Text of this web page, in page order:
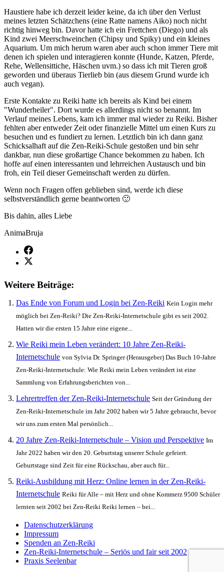
Haustiere habe ich derzeit leider keine, da ich über den Verlust
meines letzten Schätzchens (eine Ratte namens Aiko) noch nicht
richtig hinweg bin. Davor hatte ich ein Frettchen (Diego) und als
Kind zwei Meerschweinchen (Chipsy und Spiky) und ein kleines
Aquarium. Um mich herum waren aber auch schon immer Tiere mit
denen ich spielen und interagieren konnte (Hunde, Katzen, Pferde,
Rehe, Wellensittiche, Häschen uvm.) so dass ich mit Tieren groß
geworden und überaus Tierlieb bin (aus diesem Grund wurde ich
auch vegan).
Erste Kontakte zu Reiki hatte ich bereits als Kind bei einem
"Wunderheiler". Dort wurde es allerdings nicht so benannt. Im
Verlauf meines Lebens, kam ich immer mal wieder zu Reiki. Bisher
fehlten aber entweder Zeit oder finanzielle Mittel um einen Kurs zu
besuchen und es fundiert zu lernen. Letztlich bin ich dann ganz
Schicksalhaft auf die Zen-Reiki-Schule gestoßen und bin sehr
dankbar, nun diese großartige Chance bekommen zu haben. Ich
hoffe auf einen interessanten und lehrreichen Austausch und bin
froh, ein Teil dieser Gemeinschaft werden zu dürfen.
Wenn noch Fragen offen geblieben sind, werde ich diese
selbstverständlich gerne beantworten 🙂
Bis dahin, alles Liebe
AnimaBruja
Weitere Beiträge:
Das Ende von Forum und Login bei Zen-Reiki Kein Login mehr
möglich bei Zen-Reiki? Die Zen-Reiki-Internetschule gibt es seit 2002.
Hatten wir die ersten 15 Jahre eine eigene...
Wie Reiki mein Leben verändert: 10 Jahre Zen-Reiki-
Internetschule von Sylvia Dr. Springer (Herausgeber) Das Buch 10-Jahre
Zen-Reiki-Internetschule: Wie Reiki mein Leben verändert ist eine
Sammlung von Erfahrungsberichten von...
Lehrertreffen der Zen-Reiki-Internetschule Seit der Gründung der
Zen-Reiki-Internetschule im Jahr 2002 haben wir 5 Jahre gebraucht, bevor
wir uns zum ersten Mal persönlich...
20 Jahre Zen-Reiki-Internetschule – Vision und Perspektive Im
Jahr 2022 haben wir den 20. Geburtstag unserer Schule gefeiert.
Geburtstage sind Zeit für eine Rückschau, aber auch für...
Reiki-Ausbildung mit Herz: Online lernen in der Zen-Reiki-
Internetschule Reiki für Alle – mit Herz und ohne Kommerz 9500 Schüler
lernten seit 2002 bei Zen-Reiki Reiki lernen – bei...
Datenschutzerklärung
Impressum
Spenden an Zen-Reiki
Zen-Reiki-Internetschule – Seriös und fair seit 2002
Praxis Seelenbar